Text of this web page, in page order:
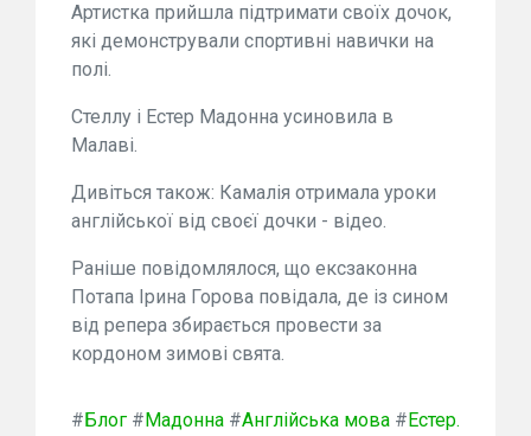
Артистка прийшла підтримати своїх дочок,
які демонстрували спортивні навички на
полі.
Стеллу і Естер Мадонна усиновила в
Малаві.
Дивіться також: Камалія отримала уроки
англійської від своєї дочки - відео.
Раніше повідомлялося, що ексзаконна
Потапа Ірина Горова повідала, де із сином
від репера збирається провести за
кордоном зимові свята.
# Блог # Мадонна #Англійська мова # Естер.